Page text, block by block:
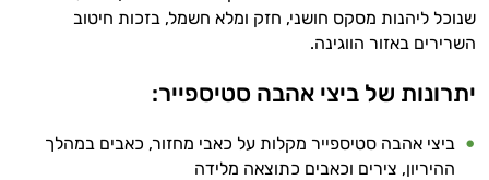
שנוכל ליהנות מסקס חושני, חזק ומלא חשמל, בזכות חיטוב
השרירים באזור הווגינה.
יתרונות של ביצי אהבה סטיספייר:
ביצי אהבה סטיספייר מקלות על כאבי מחזור, כאבים במהלך
ההיריון, צירים וכאבים כתוצאה מלידה